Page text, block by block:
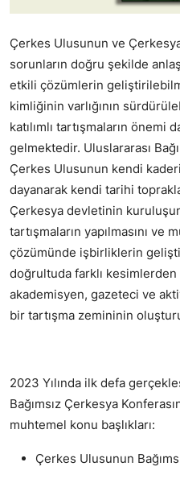
Çerkes Ulusunun ve
sorunların doğru şekilde
etkili çözümlerin
kimliğinin varlığının
katılımlı tartışmaların önemi
gelmektedir. Uluslararası
Çerkes Ulusunun kendi
dayanarak kendi tarihi
Çerkesya devletinin
tartışmaların yapılmasını ve
çözümünde işbirliklerin
doğrultuda farklı kesimlerden
akademisyen, gazeteci ve
bir tartışma zemininin
2023 Yılında ilk defa
Bağımsız Çerkesya
muhtemel konu başlıkları:
Çerkes Ulusunun